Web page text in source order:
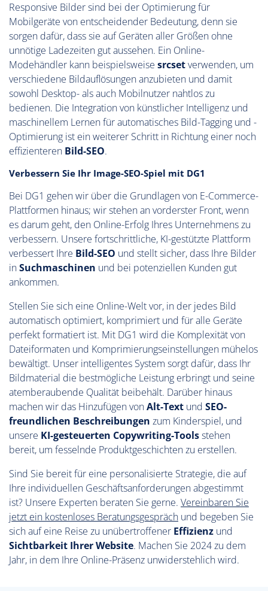
Responsive Bilder sind bei der Optimierung für
Mobilgeräte von entscheidender Bedeutung, denn sie
sorgen dafür, dass sie auf Geräten aller Größen ohne
unnötige Ladezeiten gut aussehen. Ein Online-
Modehändler kann beispielsweise srcsetverwenden, um
verschiedene Bildauflösungen anzubieten und damit
sowohl Desktop- als auch Mobilnutzer nahtlos zu
bedienen. Die Integration von künstlicher Intelligenz und
maschinellem Lernen für automatisches Bild-Tagging und -
Optimierung ist ein weiterer Schritt in Richtung einer noch
effizienteren Bild-SEO.
Verbessern Sie Ihr Image-SEO-Spiel mit DG1
Bei DG1 gehen wir über die Grundlagen von E-Commerce-
Plattformen hinaus; wir stehen an vorderster Front, wenn
es darum geht, den Online-Erfolg Ihres Unternehmens zu
verbessern. Unsere fortschrittliche, KI-gestützte Plattform
verbessert Ihre Bild-SEO und stellt sicher, dass Ihre Bilder
inSuchmaschinen und bei potenziellen Kunden gut
ankommen.
Stellen Sie sich eine Online-Welt vor, in der jedes Bild
automatisch optimiert, komprimiert und für alle Geräte
perfekt formatiert ist. Mit DG1 wird die Komplexität von
Dateiformaten und Komprimierungseinstellungen mühelos
bewältigt. Unser intelligentes System sorgt dafür, dass Ihr
Bildmaterial die bestmögliche Leistung erbringt und seine
atemberaubende Qualität beibehält. Darüber hinaus
machen wir das Hinzufügen vonAlt-Text und SEO-
freundlichen Beschreibungen zum Kinderspiel, und
unsere KI-gesteuerten Copywriting-Toolsstehen
bereit, um fesselnde Produktgeschichten zu erstellen.
Sind Sie bereit für eine personalisierte Strategie, die auf
Ihre individuellen Geschäftsanforderungen abgestimmt
ist? Unsere Experten beraten Sie gerne. Vereinbaren Sie
jetzt ein kostenloses Beratungsgespräch und begeben Sie
sich auf eine Reise zu unübertroffener Effizienz und
Sichtbarkeit Ihrer Website. Machen Sie 2024 zu dem
Jahr, in dem Ihre Online-Präsenz unwiderstehlich wird.